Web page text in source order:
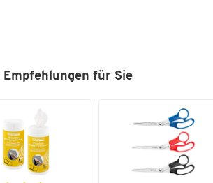
Empfehlungen für Sie